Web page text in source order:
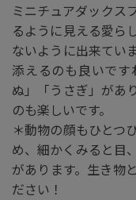
ミニチュアダックス
るように見える愛ら
ないように出来てい
添えるのも良いで
ぬ」「うさぎ」があ
のも楽しいです。
＊動物の顔もひとつ
め、細かくみると目
があります。生き物
ださい！